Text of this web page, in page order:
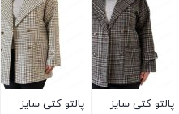
پالتو کتی سایز
پالتو کتی سایز